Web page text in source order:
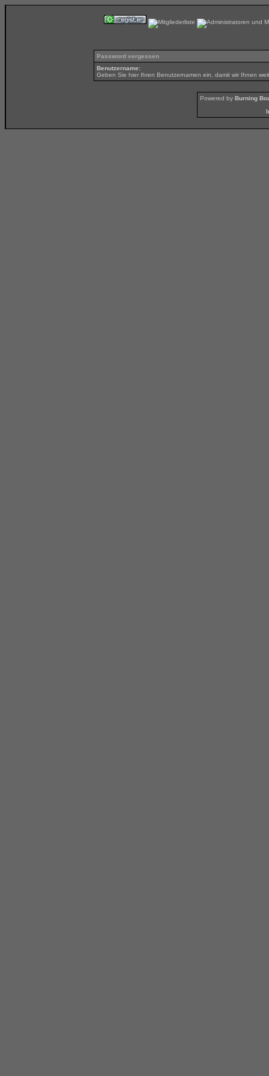
Password vergessen
Benutzername:
Geben Sie hier Ihren Benutzernamen ein, damit wir Ihnen
Powered by Burning